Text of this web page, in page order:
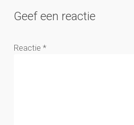
Geef een reactie
Reactie *